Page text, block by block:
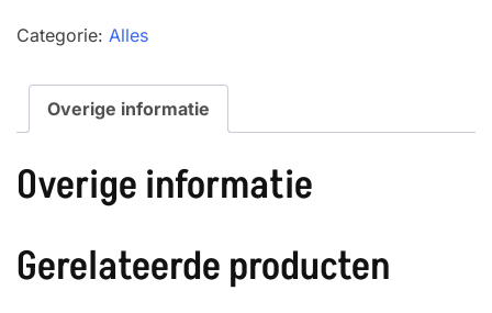
Categorie: Alles
Overige informatie
Overige informatie
Gerelateerde producten